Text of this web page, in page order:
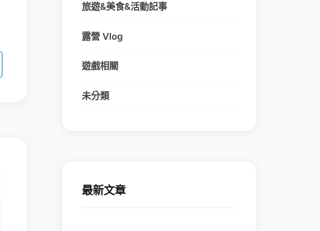
旅遊&美食&活動記事
露營 Vlog
遊戲相關
未分類
最新文章